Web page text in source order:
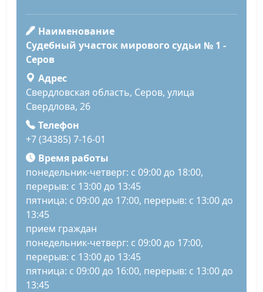
Наименование
Судебный участок мирового судьи № 1 -
Серов
Адрес
Свердловская область, Серов, улица
Свердлова, 26
Телефон
+7 (34385) 7-16-01
Время работы
понедельник-четверг: с 09:00 до 18:00,
перерыв: с 13:00 до 13:45
пятница: с 09:00 до 17:00, перерыв: с 13:00 до
13:45
прием граждан
понедельник-четверг: с 09:00 до 17:00,
перерыв: с 13:00 до 13:45
пятница: с 09:00 до 16:00, перерыв: с 13:00 до
13:45